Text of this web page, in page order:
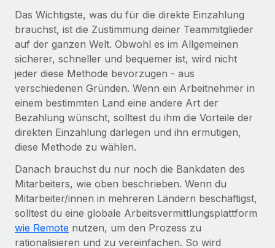
Mehr erfahren
Wie Phiture 55 Mitarbeiter:innen in 19 Ländern
mit Remote verwaltet
Phiture ist der unumstrittene Marktführer im Bereich der
Wachstumsberatung für mobile Apps. Das...
Mehr erfahren
Das Wichtigste, was du für die direkte Einzahlung
brauchst, ist die Zustimmung deiner Teammitglieder
auf der ganzen Welt. Obwohl es im Allgemeinen
sicherer, schneller und bequemer ist, wird nicht
jeder diese Methode bevorzugen - aus
verschiedenen Gründen. Wenn ein Arbeitnehmer in
einem bestimmten Land eine andere Art der
Bezahlung wünscht, solltest du ihm die Vorteile der
direkten Einzahlung darlegen und ihn ermutigen,
diese Methode zu wählen.
Danach brauchst du nur noch die Bankdaten des
Mitarbeiters, wie oben beschrieben. Wenn du
Mitarbeiter/innen in mehreren Ländern beschäftigst,
solltest du eine globale Arbeitsvermittlungsplattform
wie Remote nutzen, um den Prozess zu
rationalisieren und zu vereinfachen. So wird